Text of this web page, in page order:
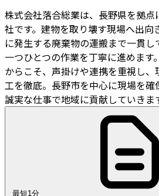
株式会社落合総業は、長野県を拠
社です。建物を取り壊す現場へ出向
に発生する廃棄物の運搬まで一貫
一つひとつの作業を丁寧に進めます
からこそ、声掛けや連携を重視し
工を徹底。長野市を中心に現場を確
誠実な仕事で地域に貢献していきま
最短1分